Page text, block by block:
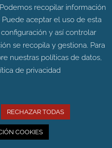
un papel principal
de las poblaciones
recopilar información
aceptar el uso de esta
y así controlar
se recopila y gestiona. Para
nuestras políticas de datos,
de privacidad
RECHAZAR TODAS
COOKIES